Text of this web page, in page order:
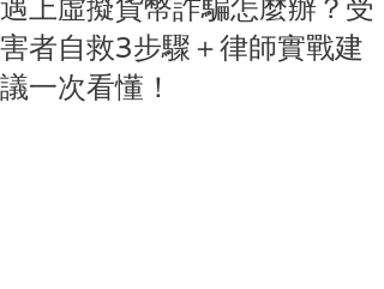
遇上虛擬貨幣詐騙怎麼辦？受
害者自救3步驟＋律師實戰建
議一次看懂！